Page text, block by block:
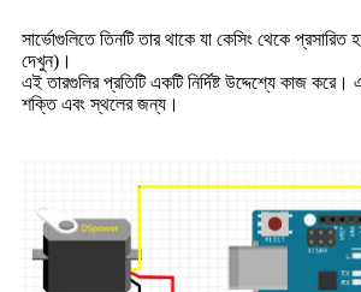
সার্ভোগুলিতে তিনটি তার থাকে যা কেসিং থেকে প্রসারিত
দেখুন)।
এই তারগুলির প্রতিটি একটি নির্দিষ্ট উদ্দেশ্যে কাজ করে।
শক্তি এবং স্থলের জন্য।